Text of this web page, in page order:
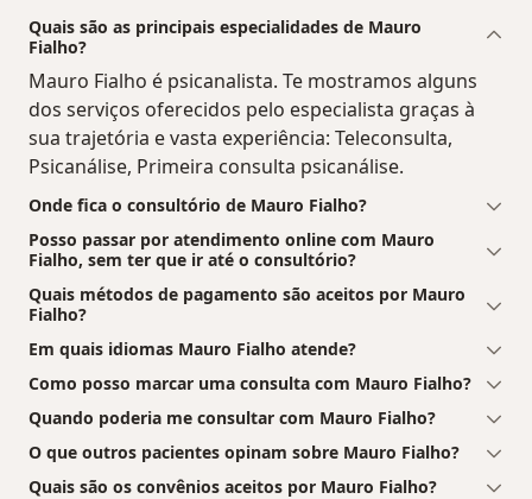
Quais são as principais especialidades de Mauro
Fialho?
Mauro Fialho é psicanalista. Te mostramos alguns
dos serviços oferecidos pelo especialista graças à
sua trajetória e vasta experiência: Teleconsulta,
Psicanálise, Primeira consulta psicanálise.
Onde fica o consultório de Mauro Fialho?
Posso passar por atendimento online com Mauro
Fialho, sem ter que ir até o consultório?
Quais métodos de pagamento são aceitos por Mauro
Fialho?
Em quais idiomas Mauro Fialho atende?
Como posso marcar uma consulta com Mauro Fialho?
Quando poderia me consultar com Mauro Fialho?
O que outros pacientes opinam sobre Mauro Fialho?
Quais são os convênios aceitos por Mauro Fialho?